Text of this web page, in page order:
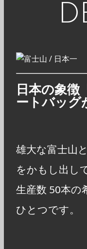
日本の象徴
ートバッグ
雄大な富士山
をかもし出し
生産数 50本の
ひとつです。